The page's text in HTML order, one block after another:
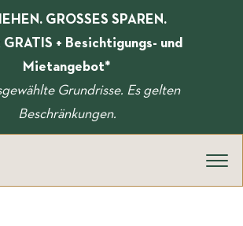
GROSSES SPAREN.
GRATIS + Besichtigungs- und
Mietangebot*
Grundrisse. Es gelten
Beschränkungen.